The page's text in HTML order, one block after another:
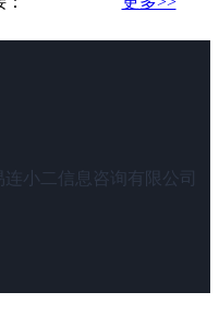
连小二信息咨询有限公司